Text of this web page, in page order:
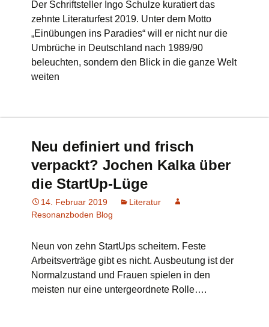
Der Schriftsteller Ingo Schulze kuratiert das
zehnte Literaturfest 2019. Unter dem Motto
„Einübungen ins Paradies“ will er nicht nur die
Umbrüche in Deutschland nach 1989/90
beleuchten, sondern den Blick in die ganze Welt
weiten
Neu definiert und frisch
verpackt? Jochen Kalka über
die StartUp-Lüge
14. Februar 2019
Literatur
Resonanzboden Blog
Neun von zehn StartUps scheitern. Feste
Arbeitsverträge gibt es nicht. Ausbeutung ist der
Normalzustand und Frauen spielen in den
meisten nur eine untergeordnete Rolle….